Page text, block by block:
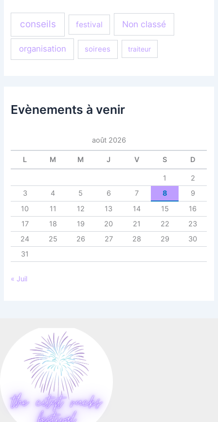
conseils festival Non classé
organisation soirees traiteur
Evènements à venir
août 2026
L M M J V S D
1
2
3
4 5 6 7 8
9
10
11 12 13 14 15
16
17
18 19 20 21 22
23
24
25 26 27 28 29
30
31
« Juil